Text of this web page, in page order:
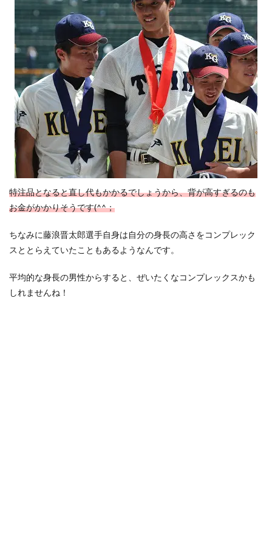
特注品となると直し代もかかるでしょうから、背が高すぎるのも
お金がかかりそうです(^^；
ちなみに藤浪晋太郎選手自身は自分の身長の高さをコンプレック
スととらえていたこともあるようなんです。
平均的な身長の男性からすると、ぜいたくなコンプレックスかも
しれませんね！